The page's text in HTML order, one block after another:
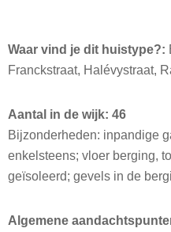
Waar vind je dit huistype?:
Franckstraat, Halévystraat,
Aantal in de wijk: 46
Bijzonderheden: inpandige
enkelsteens; vloer berging,
geïsoleerd; gevels in de
Algemene